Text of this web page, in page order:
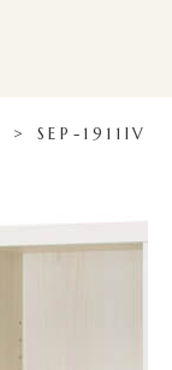
> SEP-1911IV